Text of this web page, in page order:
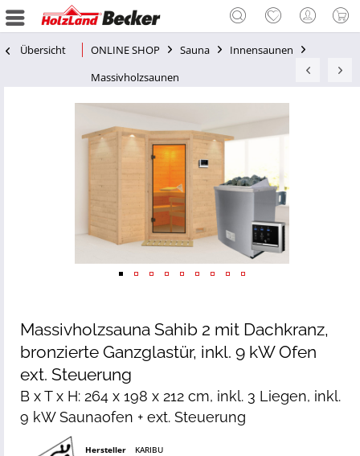
Übersicht ONLINE SHOP Sauna
Innensaunen
Massivholzsaunen
Massivholzsauna Sahib 2 mit Dachkranz,
bronzierte Ganzglastür, inkl. 9 kW Ofen
ext. Steuerung
B x T x H: 264 x 198 x 212 cm, inkl. 3 Liegen, inkl.
9 kW Saunaofen + ext. Steuerung
Hersteller
KARIBU